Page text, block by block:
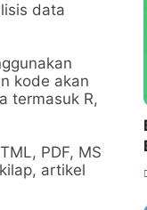
data
kode akan
termasuk R,
PDF, MS
artikel